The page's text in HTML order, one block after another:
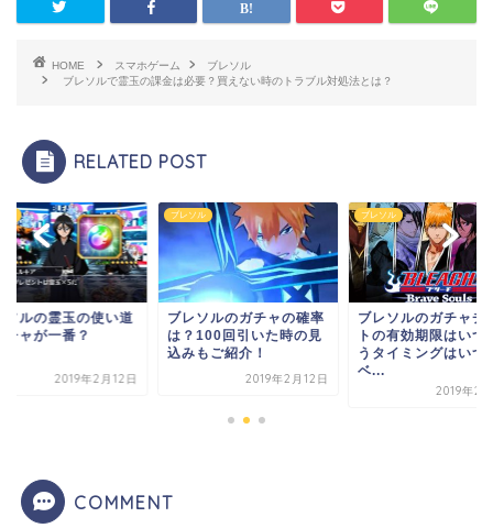
HOME スマホゲーム
ブレソル
ブレソルで霊玉の課金は必要？買えない時のトラブル対処法とは？
RELATED POST
ソルの霊玉の使い道
チャが一番？
2019年2月12日
ブレソル
ブレソルのガチャの確率
は？100回引いた時の見
込みもご紹介！
2019年2月12日
ブレソル
ブレソルのガチャチ
トの有効期限はいつ
うタイミングはいつ
ベ...
2019年2
COMMENT